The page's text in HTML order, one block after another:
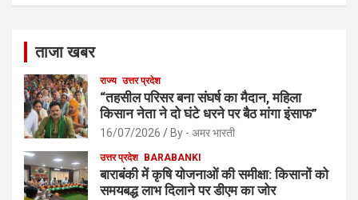
ताजा खबर
राज्य उत्तर प्रदेश
“तहसील परिसर बना संघर्ष का मैदान, महिला
किसान नेता ने दो घंटे धरने पर बैठ मांगा इंसाफ”
16/07/2026 By - अमर भारती
उत्तर प्रदेश BARABANKI
बाराबंकी में कृषि योजनाओं की समीक्षा: किसानों को
समयबद्ध लाभ दिलाने पर डीएम का जोर